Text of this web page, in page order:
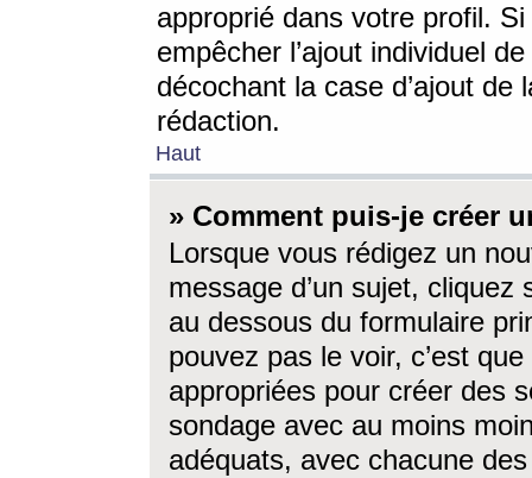
approprié dans votre profil.
empêcher l’ajout individuel
décochant la case d’ajout
rédaction.
Haut
» Comment puis-je créer
Lorsque vous rédigez un
message d’un sujet, cliquez
au dessous du formulaire
pouvez pas le voir, c’est
appropriées pour créer des
sondage avec au moins
adéquats, avec chacune